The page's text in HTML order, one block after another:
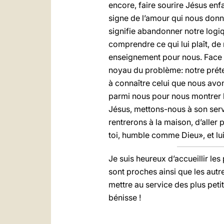
encore, faire sourire Jésus
signe de l’amour qui nous
signifie abandonner notre
comprendre ce qui lui plaît, de
enseignement pour nous.
noyau du problème: notre
à connaître celui que nous
parmi nous pour nous montrer
Jésus, mettons-nous à son
rentrerons à la maison, d’aller
toi, humble comme Dieu», et
Je suis heureux d’accueillir
sont proches ainsi que les
mettre au service des plus
bénisse !